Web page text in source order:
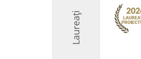
Laureați